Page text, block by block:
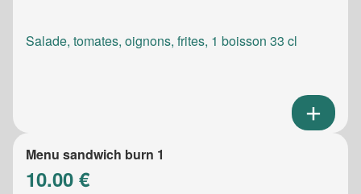
Salade, tomates, oignons, frites, 1 boisson 33 cl
Menu sandwich burn 1
10.00 €